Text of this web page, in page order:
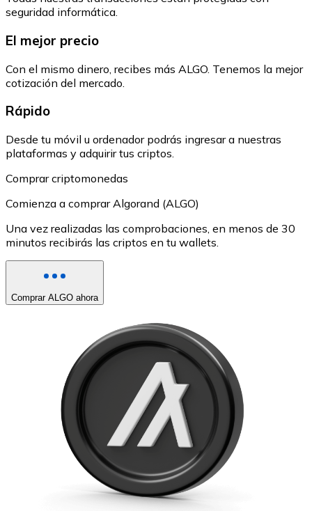
seguridad informática.
El mejor precio
Con el mismo dinero, recibes más ALGO. Tenemos la mejor
cotización del mercado.
Rápido
Desde tu móvil u ordenador podrás ingresar a nuestras
plataformas y adquirir tus criptos.
Comprar criptomonedas
Comienza a comprar Algorand (ALGO)
Una vez realizadas las comprobaciones, en menos de 30
minutos recibirás las criptos en tu wallets.
Comprar ALGO ahora